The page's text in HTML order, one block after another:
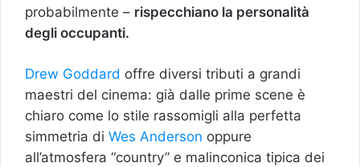
probabilmente – rispecchiano la personalità
degli occupanti.
Drew Goddard offre diversi tributi a grandi
maestri del cinema: già dalle prime scene è
chiaro come lo stile rassomigli alla perfetta
simmetria di Wes Anderson oppure
all’atmosfera “country” e malinconica tipica dei